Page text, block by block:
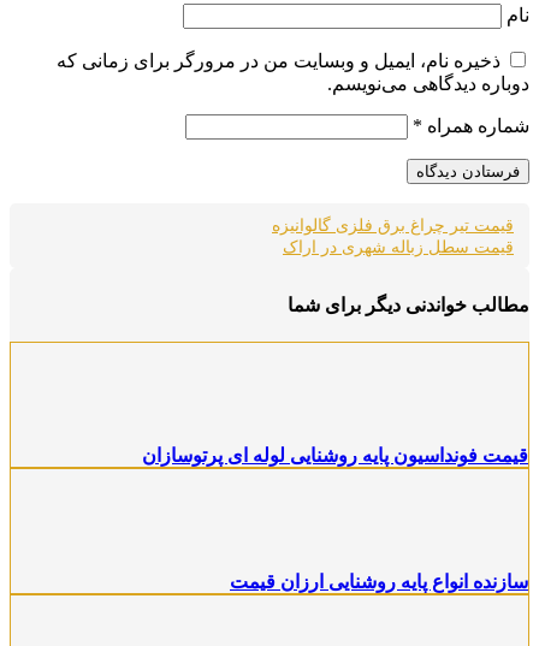
نام
ذخیره نام، ایمیل و وبسایت من در مرورگر برای زمانی که
دوباره دیدگاهی می‌نویسم.
شماره همراه *
قیمت تیر چراغ برق فلزی گالوانیزه
قیمت سطل زباله شهری در اراک
مطالب خواندنی دیگر برای شما
قیمت فونداسیون پایه روشنایی لوله ای پرتوسازان
سازنده انواع پایه روشنایی ارزان قیمت